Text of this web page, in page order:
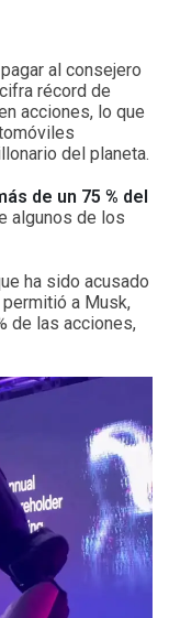
al consejero
récord de
acciones, lo que
del planeta.
de un 75 % del
algunos de los
ha sido acusado
a Musk,
de las acciones,